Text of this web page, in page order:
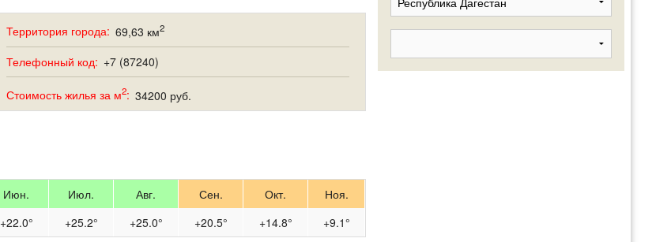
Территория города: 69,63 км2
Телефонный код: +7 (87240)
Стоимость жилья за м2: 34200 руб.
Июн. Июл. Авг. Сен. Окт.
Ноя.
+22.0° +25.2° +25.0° +20.5° +14.8° +9.1°